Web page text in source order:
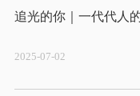
2025-07-02